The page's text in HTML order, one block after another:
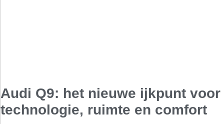
Audi Q9: het nieuwe ijkpunt voor
technologie, ruimte en comfort